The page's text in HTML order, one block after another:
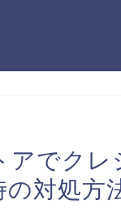
アでク
対処方